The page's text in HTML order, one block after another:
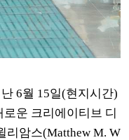
6월 15일(현지시간)
운 크리에이티브 디
리암스(Matthew M. W